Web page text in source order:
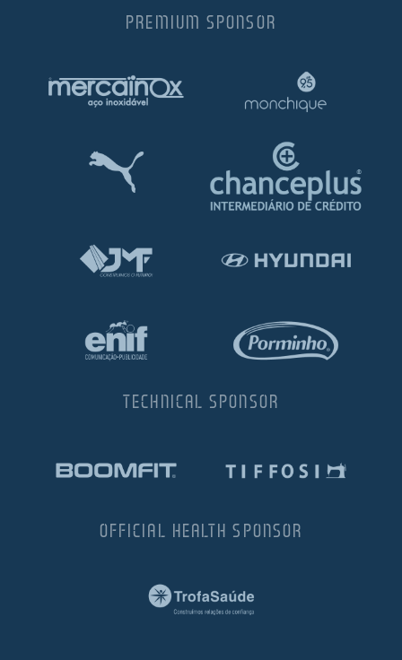
PREMIUM SPONSOR
TECHNICAL SPONSOR
OFFICIAL HEALTH SPONSOR